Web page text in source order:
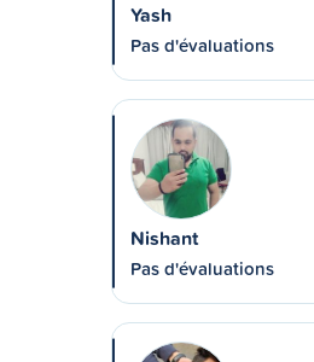
Yash
Pas d'évaluations
Nishant
Pas d'évaluations